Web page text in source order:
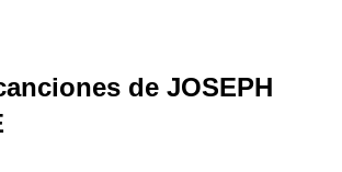
de JOSEPH